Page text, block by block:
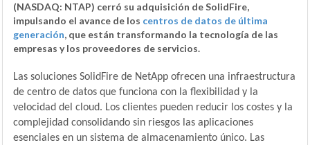
(NASDAQ: NTAP) cerró su adquisición de SolidFire,
impulsando el avance de los centros de datos de última
generación, que están transformando la tecnología de las
empresas y los proveedores de servicios.
Las soluciones SolidFire de NetApp ofrecen una infraestructura
de centro de datos que funciona con la flexibilidad y la
velocidad del cloud. Los clientes pueden reducir los costes y la
complejidad consolidando sin riesgos las aplicaciones
esenciales en un sistema de almacenamiento único. Las